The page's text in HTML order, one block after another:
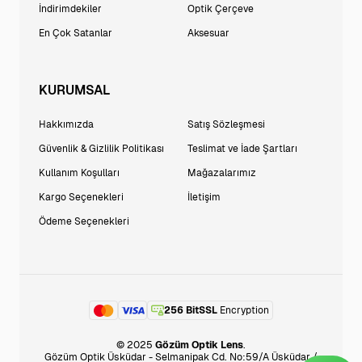
İndirimdekiler
En Çok Satanlar
Optik Çerçeve
Aksesuar
KURUMSAL
Hakkımızda
Güvenlik & Gizlilik Politikası
Kullanım Koşulları
Kargo Seçenekleri
Ödeme Seçenekleri
Satış Sözleşmesi
Teslimat ve İade Şartları
Mağazalarımız
İletişim
256 BitSSL Encryption
© 2025 Gözüm Optik Lens.
Gözüm Optik Üsküdar - Selmanipak Cd. No:59/A Üsküdar /